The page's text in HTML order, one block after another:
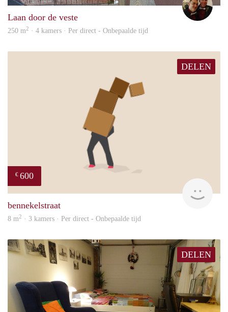
Laan door de veste
250 m2 · 4 kamers · Per direct - Onbepaalde tijd
DELEN
€ 600
bennekelstraat
8 m2 · 3 kamers · Per direct - Onbepaalde tijd
DELEN